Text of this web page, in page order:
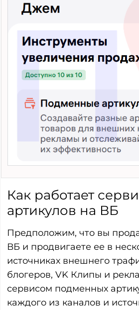
Как работает
артикулов на ВБ
Предположим, что вы
ВБ и продвигаете ее в
источниках внешнего
блогеров, VK Клипы и
сервисом подменных
каждого из каналов и